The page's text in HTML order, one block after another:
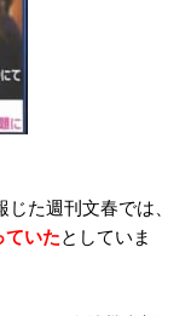
た週刊文春では、
ていたとしていま